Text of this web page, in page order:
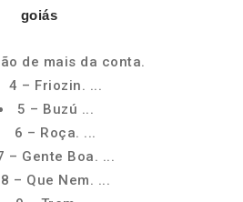
goiás
de mais da conta.
4 – Friozin. ...
5 – Buzú ...
6 – Roça. ...
– Gente Boa. ...
8 – Que Nem. ...